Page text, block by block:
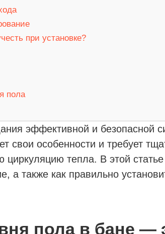
при установке?
пола
эффективной и безопасной
свои особенности и требует
циркуляцию тепла. В этой
также как правильно
пола в бане —